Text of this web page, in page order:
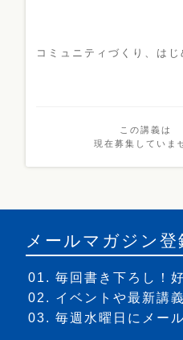
コミュニティづくり、はじ
この講義は
現在募集していま
メールマガジン登
毎回書き下ろし！
イベントや最新講
毎週水曜日にメー